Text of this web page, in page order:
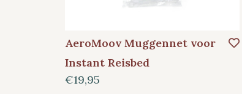
AeroMoov Muggennet voor
Instant Reisbed
€19,95